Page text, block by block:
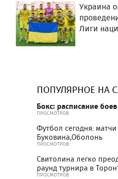
Украина
Лиги
ПОПУЛЯРНОЕ НА
Бокс: расписание боев
ПРОСМОТРОВ
Футбол сегодня:
Буковина,Оболонь
ПРОСМОТРОВ
Свитолина легко
раунд турнира в
ПРОСМОТРОВ